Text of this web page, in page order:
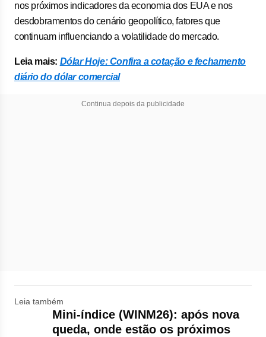
nos próximos indicadores da economia dos EUA e nos
desdobramentos do cenário geopolítico, fatores que
continuam influenciando a volatilidade do mercado.
Leia mais: Dólar Hoje: Confira a cotação e fechamento
diário do dólar comercial
Continua depois da publicidade
Leia também
Mini-índice (WINM26): após nova
queda, onde estão os próximos